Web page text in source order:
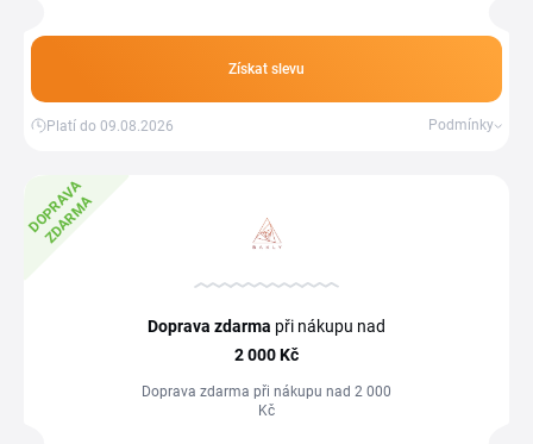
Získat slevu
Platí do 09.08.2026 Podmínky
D
O
P
R
A
V
A
Z
D
A
R
M
A
Doprava zdarma při nákupu nad
2000 Kč
Doprava zdarma při nákupu nad 2 000
Kč